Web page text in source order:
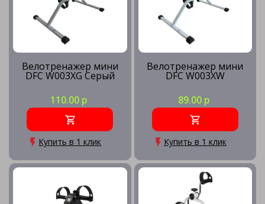
Напольные велотренажеры
Электромагнитные велотренажеры
Велотренажер мини
DFC W003XG Серый
110.00 р
Купить в 1 клик
Велотренажер мини
DFC W003XW
89.00 р
Купить в 1 клик